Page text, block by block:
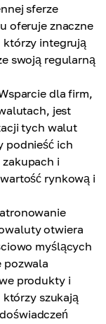
sferze
oferuje znaczne
którzy integrują
swoją regularną
dla firm,
jest
tych walut
podnieść ich
i
rynkową i
otwiera
myślących
pozwala
produkty i
którzy szukają